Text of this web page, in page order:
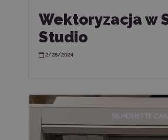
Wektoryzacja w
Studio
2/28/2024